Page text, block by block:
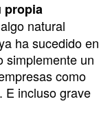
propia
natural
ha sucedido en
simplemente un
como
E incluso grave